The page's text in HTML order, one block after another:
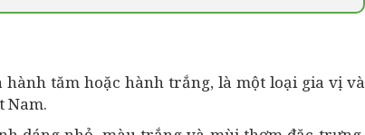
hành tăm hoặc hành trắng, là một loại gia vị và
Nam.